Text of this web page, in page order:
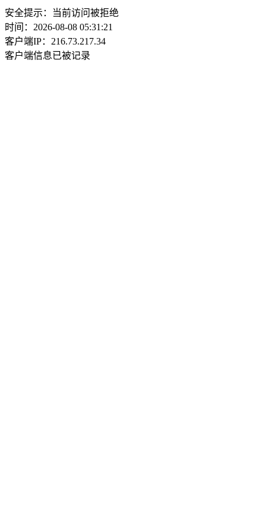
安全提示：当前访问被拒绝
时间：2026-08-08 05:31:21
客户端IP：216.73.217.34
客户端信息已被记录